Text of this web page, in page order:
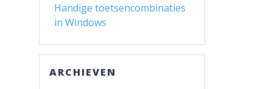
Handige toetsencombinaties
in Windows
ARCHIEVEN